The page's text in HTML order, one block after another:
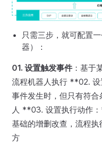
只需三步，就可配置
器）：
01. 设置触发事件：基于
流程机器人执行 **02.
事件发生时，但只有符
人 **03. 设置执行动作
基础的增删改查，流程
方